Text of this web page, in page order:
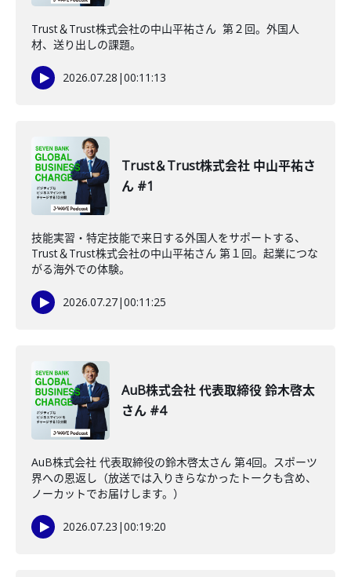
Trust＆Trust株式会社の中山平祐さん 第２回。外国人
材、送り出しの課題。
2026.07.28 |00:11:13
Trust＆Trust株式会社 中山平祐さ
ん #1
技能実習・特定技能で来日する外国人をサポートする、
Trust＆Trust株式会社の中山平祐さん 第１回。起業につな
がる海外での体験。
2026.07.27|00:11:25
AuB株式会社 代表取締役 鈴木啓太
さん #4
AuB株式会社 代表取締役の鈴木啓太さん 第4回。スポーツ
界への恩返し（放送では入りきらなかったトークも含め、
ノーカットでお届けします。）
2026.07.23 |00:19:20